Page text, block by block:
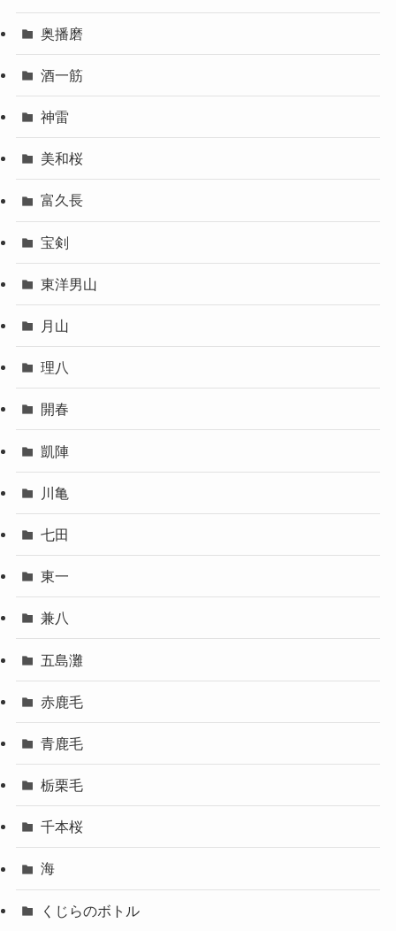
奥播磨
酒一筋
神雷
美和桜
富久長
宝剣
東洋男山
月山
理八
開春
凱陣
川亀
七田
東一
兼八
五島灘
赤鹿毛
青鹿毛
栃栗毛
千本桜
海
くじらのボトル